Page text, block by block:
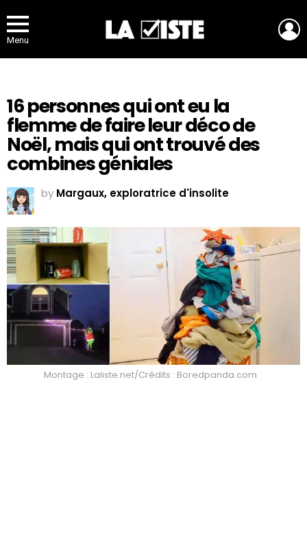
Menu
16 personnes qui ont eu la
flemme de faire leur déco de
Noël, mais qui ont trouvé des
combines géniales
by Margaux, exploratrice d'insolite
Montage : Laliste.net/Crédits : Boredpanda.com